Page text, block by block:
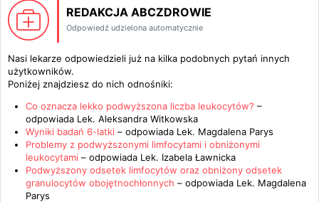
REDAKCJA ABCZDROWIE
Odpowiedź udzielona automatycznie
Nasi lekarze odpowiedzieli już na kilka podobnych pytań innych
użytkowników.
Poniżej znajdziesz do nich odnośniki:
Co oznacza lekko podwyższona liczba leukocytów? –
odpowiada Lek. Aleksandra Witkowska
Wyniki badań 6-latki – odpowiada Lek. Magdalena Parys
Problemy z podwyższonymi limfocytami i obniżonymi
leukocytami – odpowiada Lek. Izabela Ławnicka
Podwyższony odsetek limfocytów oraz obniżony odsetek
granulocytów obojętnochłonnych – odpowiada Lek. Magdalena
Parys